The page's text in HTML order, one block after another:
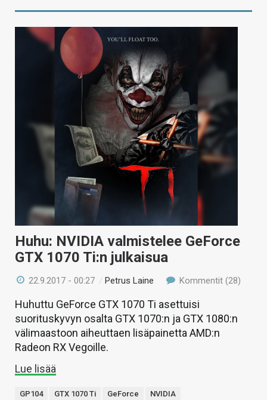
Huhu: NVIDIA valmistelee GeForce
GTX 1070 Ti:n julkaisua
22.9.2017 - 00:27 /Petrus Laine Kommentit (28)
Huhuttu GeForce GTX 1070 Ti asettuisi
suorituskyvyn osalta GTX 1070:n ja GTX 1080:n
välimaastoon aiheuttaen lisäpainetta AMD:n
Radeon RX Vegoille.
Lue lisää
GP104 GTX 1070 Ti GeForce NVIDIA